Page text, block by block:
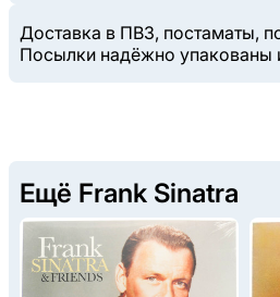
Доставка в ПВЗ, постаматы,
Посылки надёжно упакованы
Ещё Frank Sinatra